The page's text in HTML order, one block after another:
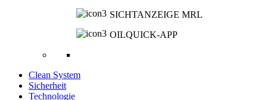
SICHTANZEIGE MRL
OILQUICK-APP
Clean System
Sicherheit
Technologie